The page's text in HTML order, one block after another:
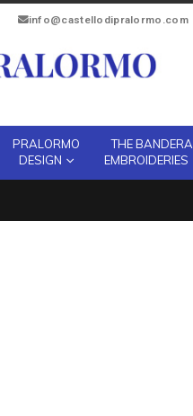
info@castellodipralormo.com
PRALORMO
DESIGN
THE BANDERA
EMBROIDERIES